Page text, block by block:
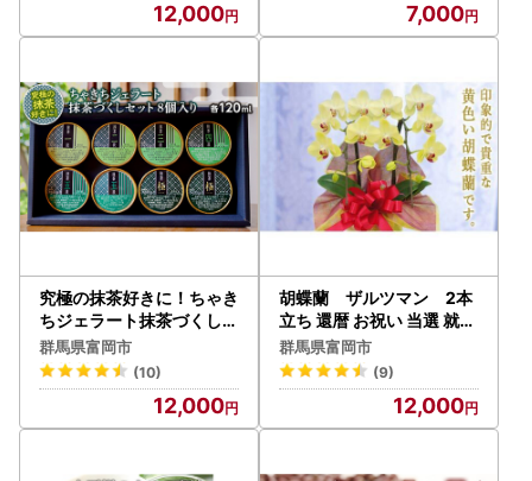
12,000 7,000
究極の抹茶好きに！ちゃき
ちジェラート抹茶づくしセ
ット8個入り F20E-692
群馬県富岡市
(10)
12,000
胡蝶蘭 ザルツマン 2本
立ち 還暦 お祝い 当選 就任
開業 新築 長生き 母
の日 父の日 商売繁盛
記念 お歳暮 お中元 お
花 贈り物 プレゼント ギフ
ト こちょうらん F20E-25
群馬県富岡市
(9)
12,000